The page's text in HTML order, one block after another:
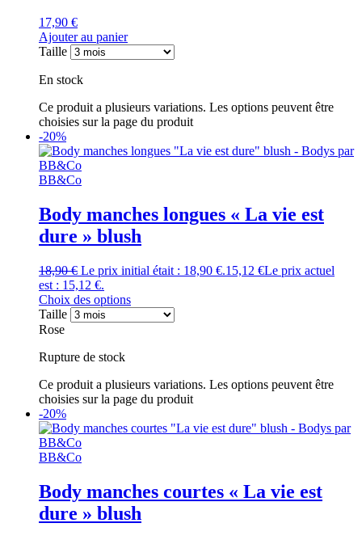
17,90 €
Ajouter au panier
Taille
En stock
Ce produit a plusieurs variations. Les options peuvent être
choisies sur la page du produit
-20%
BB&Co
Body manches longues « La vie est
dure » blush
18,90€ Le prix initial était : 18,90 €.15,12 €Le prix actuel
est : 15,12 €.
Choix des options
Taille
Rose
Rupture de stock
Ce produit a plusieurs variations. Les options peuvent être
choisies sur la page du produit
-20%
BB&Co
Body manches courtes « La vie est
dure » blush